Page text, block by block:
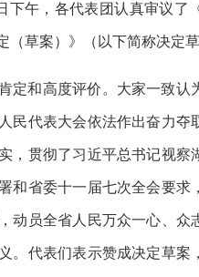
下午，各代表团认真审议了
（草案）》（以下简称决定
定和高度评价。大家一致
民代表大会依法作出奋力
，贯彻了习近平总书记视
和省委十一届七次全会要
动员全省人民万众一心、
。代表们表示赞成决定草